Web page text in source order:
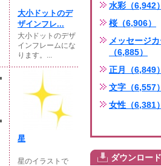
大小ドットのデ
ザインフレ...
大小ドットのデザ
インフレームにな
ります。...
星
星のイラストで
水彩（6,942）
桜（6,906）
メッセージ
（6,885）
正月（6,849）
文字（6,557）
女性（6,381）
ダウンロー